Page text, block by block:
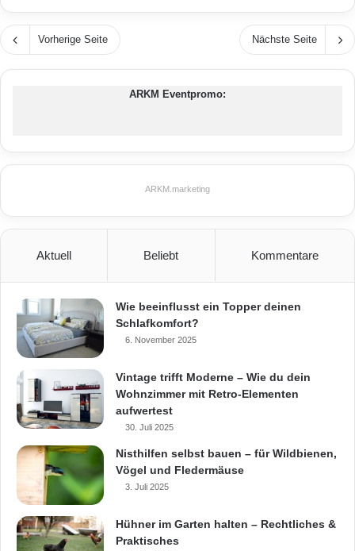
Vorherige Seite Nächste Seite
ARKM Eventpromo:
ARKM.marketing
Aktuell Beliebt Kommentare
Wie beeinflusst ein Topper deinen
Schlafkomfort?
6. November 2025
Vintage trifft Moderne – Wie du dein
Wohnzimmer mit Retro-Elementen
aufwertest
30. Juli 2025
Nisthilfen selbst bauen – für Wildbienen,
Vögel und Fledermäuse
3. Juli 2025
Hühner im Garten halten – Rechtliches &
Praktisches